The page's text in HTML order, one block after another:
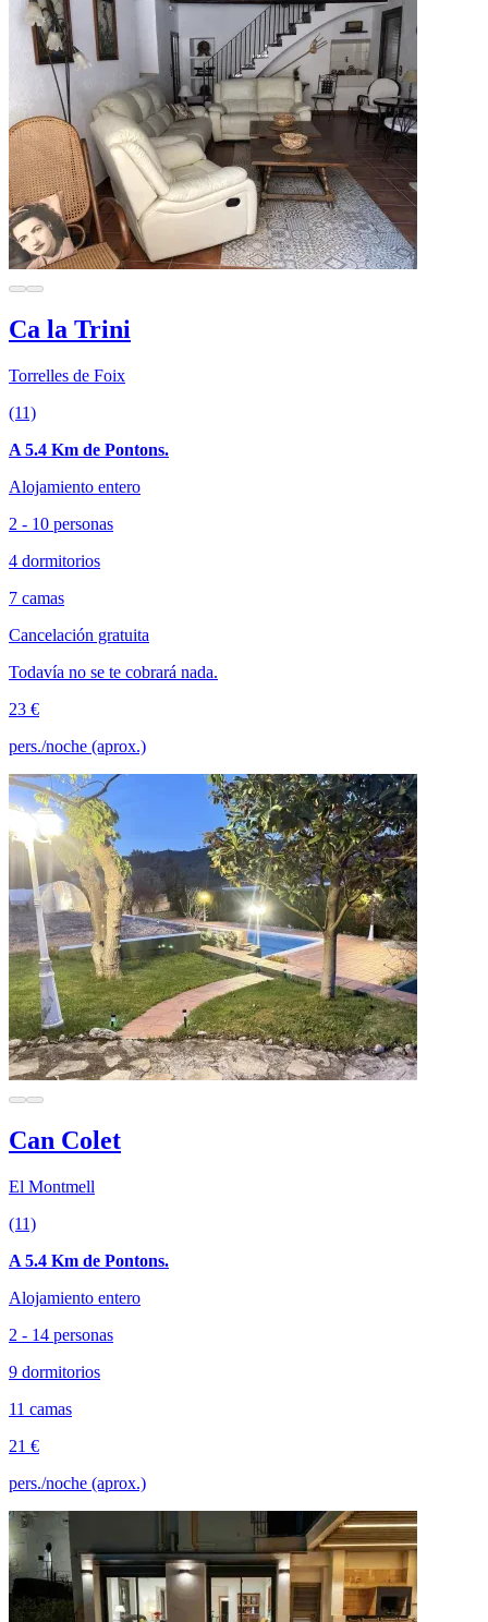
Ca la Trini
Torrelles de Foix
(11)
A 5.4 Km de Pontons.
Alojamiento entero
2 - 10 personas
4 dormitorios
7 camas
Cancelación gratuita
Todavía no se te cobrará nada.
23 €
pers./noche (aprox.)
Can Colet
El Montmell
(11)
A 5.4 Km de Pontons.
Alojamiento entero
2 - 14 personas
9 dormitorios
11 camas
21 €
pers./noche (aprox.)